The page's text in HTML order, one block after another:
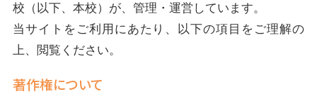
校（以下、本校）が、管理・運営しています。
当サイトをご利用にあたり、以下の項目をご理解の
上、閲覧ください。
著作権について